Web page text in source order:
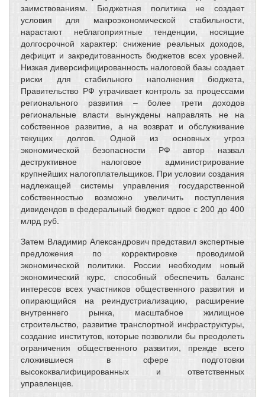
заимствованиям. Бюджетная политика не создает
условия для макроэкономической стабильности,
нарастают неблагоприятные тенденции, носящие
долгосрочной характер: снижение реальных доходов,
дефицит и закредитованность бюджетов всех уровней.
Низкая диверсифицированность налоговой базы создает
риски для стабильного наполнения бюджета,
Правительство РФ утрачивает контроль за процессами
регионального развития – более трети доходов
региональные власти вынуждены направлять не на
собственное развитие, а на возврат и обслуживание
текущих долгов. Одной из основных угроз
экономической безопасности РФ автор назвал
деструктивное налоговое администрирование
крупнейших налогоплательщиков. При условии создания
надлежащей системы управления государственной
собственностью возможно увеличить поступления
дивидендов в федеральный бюджет вдвое с 200 до 400
млрд руб.
Затем Владимир Александрович представил экспертные
предложения по корректировке проводимой
экономической политики. России необходим новый
экономический курс, способный обеспечить баланс
интересов всех участников общественного развития и
опирающийся на реиндустриализацию, расширение
внутреннего рынка, масштабное жилищное
строительство, развитие транспортной инфраструктуры,
создание институтов, которые позволили бы преодолеть
ограничения общественного развития, прежде всего
сложившиеся в сфере подготовки
высококвалифицированных и ответственных
управленцев.